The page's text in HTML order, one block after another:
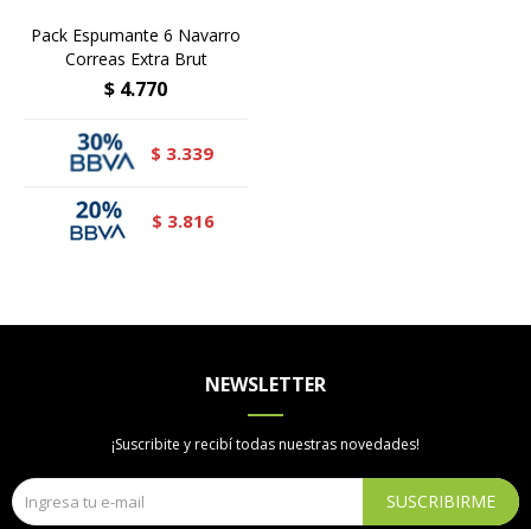
Pack Espumante 6 Navarro
Correas Extra Brut
$ 4.770
$ 3.339
$ 3.816
NEWSLETTER
¡Suscribite y recibí todas nuestras novedades!
SUSCRIBIRME